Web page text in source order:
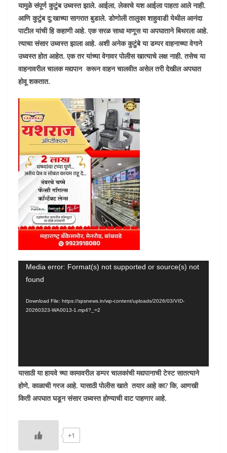
यामुळे संपूर्ण कुटुंब उध्वस्त झाले. आईला, लेकाचे यश आईला पाहता आले नाही.
आणि कुटुंब दु:खाच्या सागरात बुडाले. डोणोली तालुका शाहुवाडी येथील आनंदा
पाटील यांची हि कहाणी आहे. एक सरळ साधा माणूस या अपघाताने बिथरला आहे.
त्याचा संसार उध्वस्त झाला आहे. अशी अनेक कुटुंबे या डम्पर वाहनाच्या वेगाने
उध्वस्त होत आहेत. एक तर यांच्या वेगावर पोलीस खात्याचे लक्ष नाही. तसेच या
वाहनावरील चालक मद्यपान करून वाहन चालवीत असेल तरी देखील अपघात
होवू शकतात.
Video
Player
Media error: Format(s) not supported or source(s) not
found
Download File: https://spsnews.in/wp-content/uploads/2026/03/VID-
20260323-WA0013-1.mp4?_=2
यासाठी या हायवे च्या कामावरील डम्पर चालकांची मद्यपानाची टेस्ट सातत्याने
होणे, काळाची गरज आहे. यासाठी पोलीस खाते तयार आहे का?कि, आणखी
किती अपघात घडून संसार उध्वस्त होण्याची वाट पाहणार आहे.
+1